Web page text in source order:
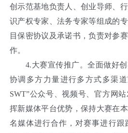
创示范基地负责人、创业导师、
识产权专家、法务专家等组成的
目保密协议及承诺书，负责对参
作。
4.大赛宣传推广。全面做好创
协调多方力量进行多方式多渠
SWT”公众号、视频号、官方网
挥新媒体平台优势，保持大赛在
名媒体进行合作，对赛事进行跟